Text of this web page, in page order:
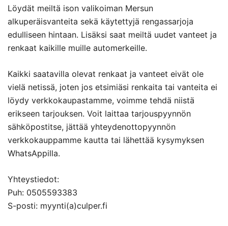
Löydät meiltä ison valikoiman Mersun
alkuperäisvanteita sekä käytettyjä rengassarjoja
edulliseen hintaan. Lisäksi saat meiltä uudet vanteet ja
renkaat kaikille muille automerkeille.
Kaikki saatavilla olevat renkaat ja vanteet eivät ole
vielä netissä, joten jos etsimiäsi renkaita tai vanteita ei
löydy verkkokaupastamme, voimme tehdä niistä
erikseen tarjouksen. Voit laittaa tarjouspyynnön
sähköpostitse, jättää yhteydenottopyynnön
verkkokauppamme kautta tai lähettää kysymyksen
WhatsAppilla.
Yhteystiedot:
Puh: 0505593383
S-posti: myynti(a)culper.fi